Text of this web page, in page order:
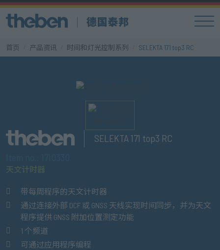
首页 产品资讯 时间和灯光控制系列 SELEKTA 171 top3 RC
SELEKTA 171 top3 RC
天文计时器
带每周程序的天文计时器
通过连接外部 DCF 或 GNSS 天线实现时间同步，并为天文
程序提供 GNSS 附加位置测定功能
1 个频道
可通过应用程序编程